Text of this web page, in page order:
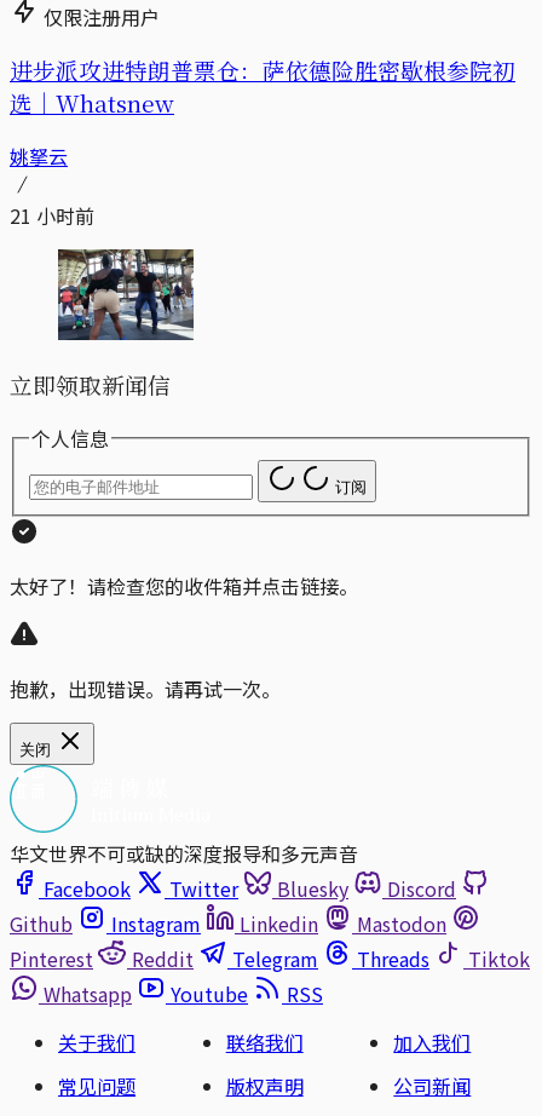
仅限注册用户
进步派攻进特朗普票仓：萨依德险胜密歇根参院初
选｜Whatsnew
姚拏云
21 小时前
立即领取新闻信
个人信息
订阅
太好了！请检查您的收件箱并点击链接。
抱歉，出现错误。请再试一次。
关闭
华文世界不可或缺的深度报导和多元声音
Facebook
Twitter Bluesky
Discord
Github
Instagram Linkedin
Mastodon
Pinterest
Reddit Telegram Threads
Tiktok
Whatsapp
Youtube
RSS
关于我们
联络我们
加入我们
常见问题
版权声明 公司新闻